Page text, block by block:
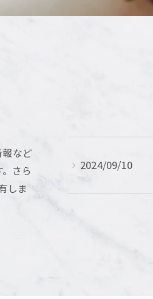
など
さら
しま
2024/09/10